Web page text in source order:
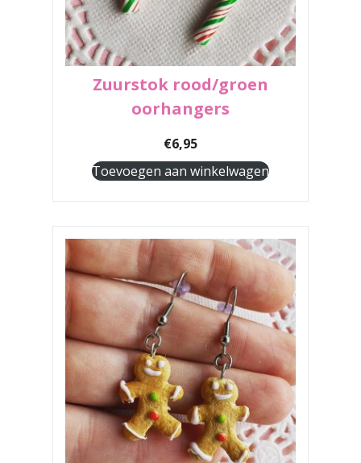
Zuurstok rood/groen
oorhangers
€6,95
Toevoegen aan winkelwagen